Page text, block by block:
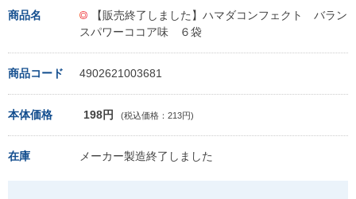
商品名
【販売終了しました】ハマダコンフェクト バラン
スパワーココア味 ６袋
商品コード 4902621003681
本体価格 198円 (税込価格：213円)
在庫 メーカー製造終了しました